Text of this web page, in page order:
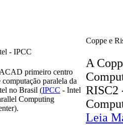
- IPCC
primeiro centro
computação paralela da
no Brasil (IPCC - Intel
Computing
Coppe e
A
RISC2
Leia